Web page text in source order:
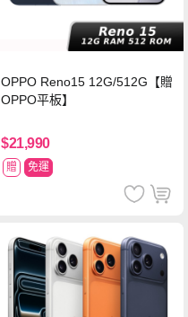
OPPO Reno15 12G/512G【贈
OPPO平板】
$21,990
贈 免運